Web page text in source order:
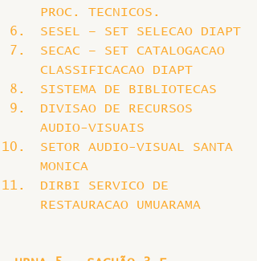
PROC. TECNICOS.
SESEL – SET SELECAO DIAPT
SECAC – SET CATALOGACAO
CLASSIFICACAO DIAPT
SISTEMA DE BIBLIOTECAS
DIVISAO DE RECURSOS
AUDIO-VISUAIS
SETOR AUDIO-VISUAL SANTA
MONICA
DIRBI SERVICO DE
RESTAURACAO UMUARAMA